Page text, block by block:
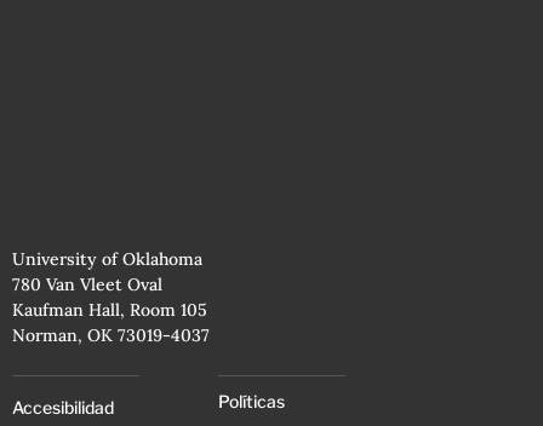
University of Oklahoma
780 Van Vleet Oval
Kaufman Hall, Room 105
Norman, OK 73019-4037
Accesibilidad Políticas